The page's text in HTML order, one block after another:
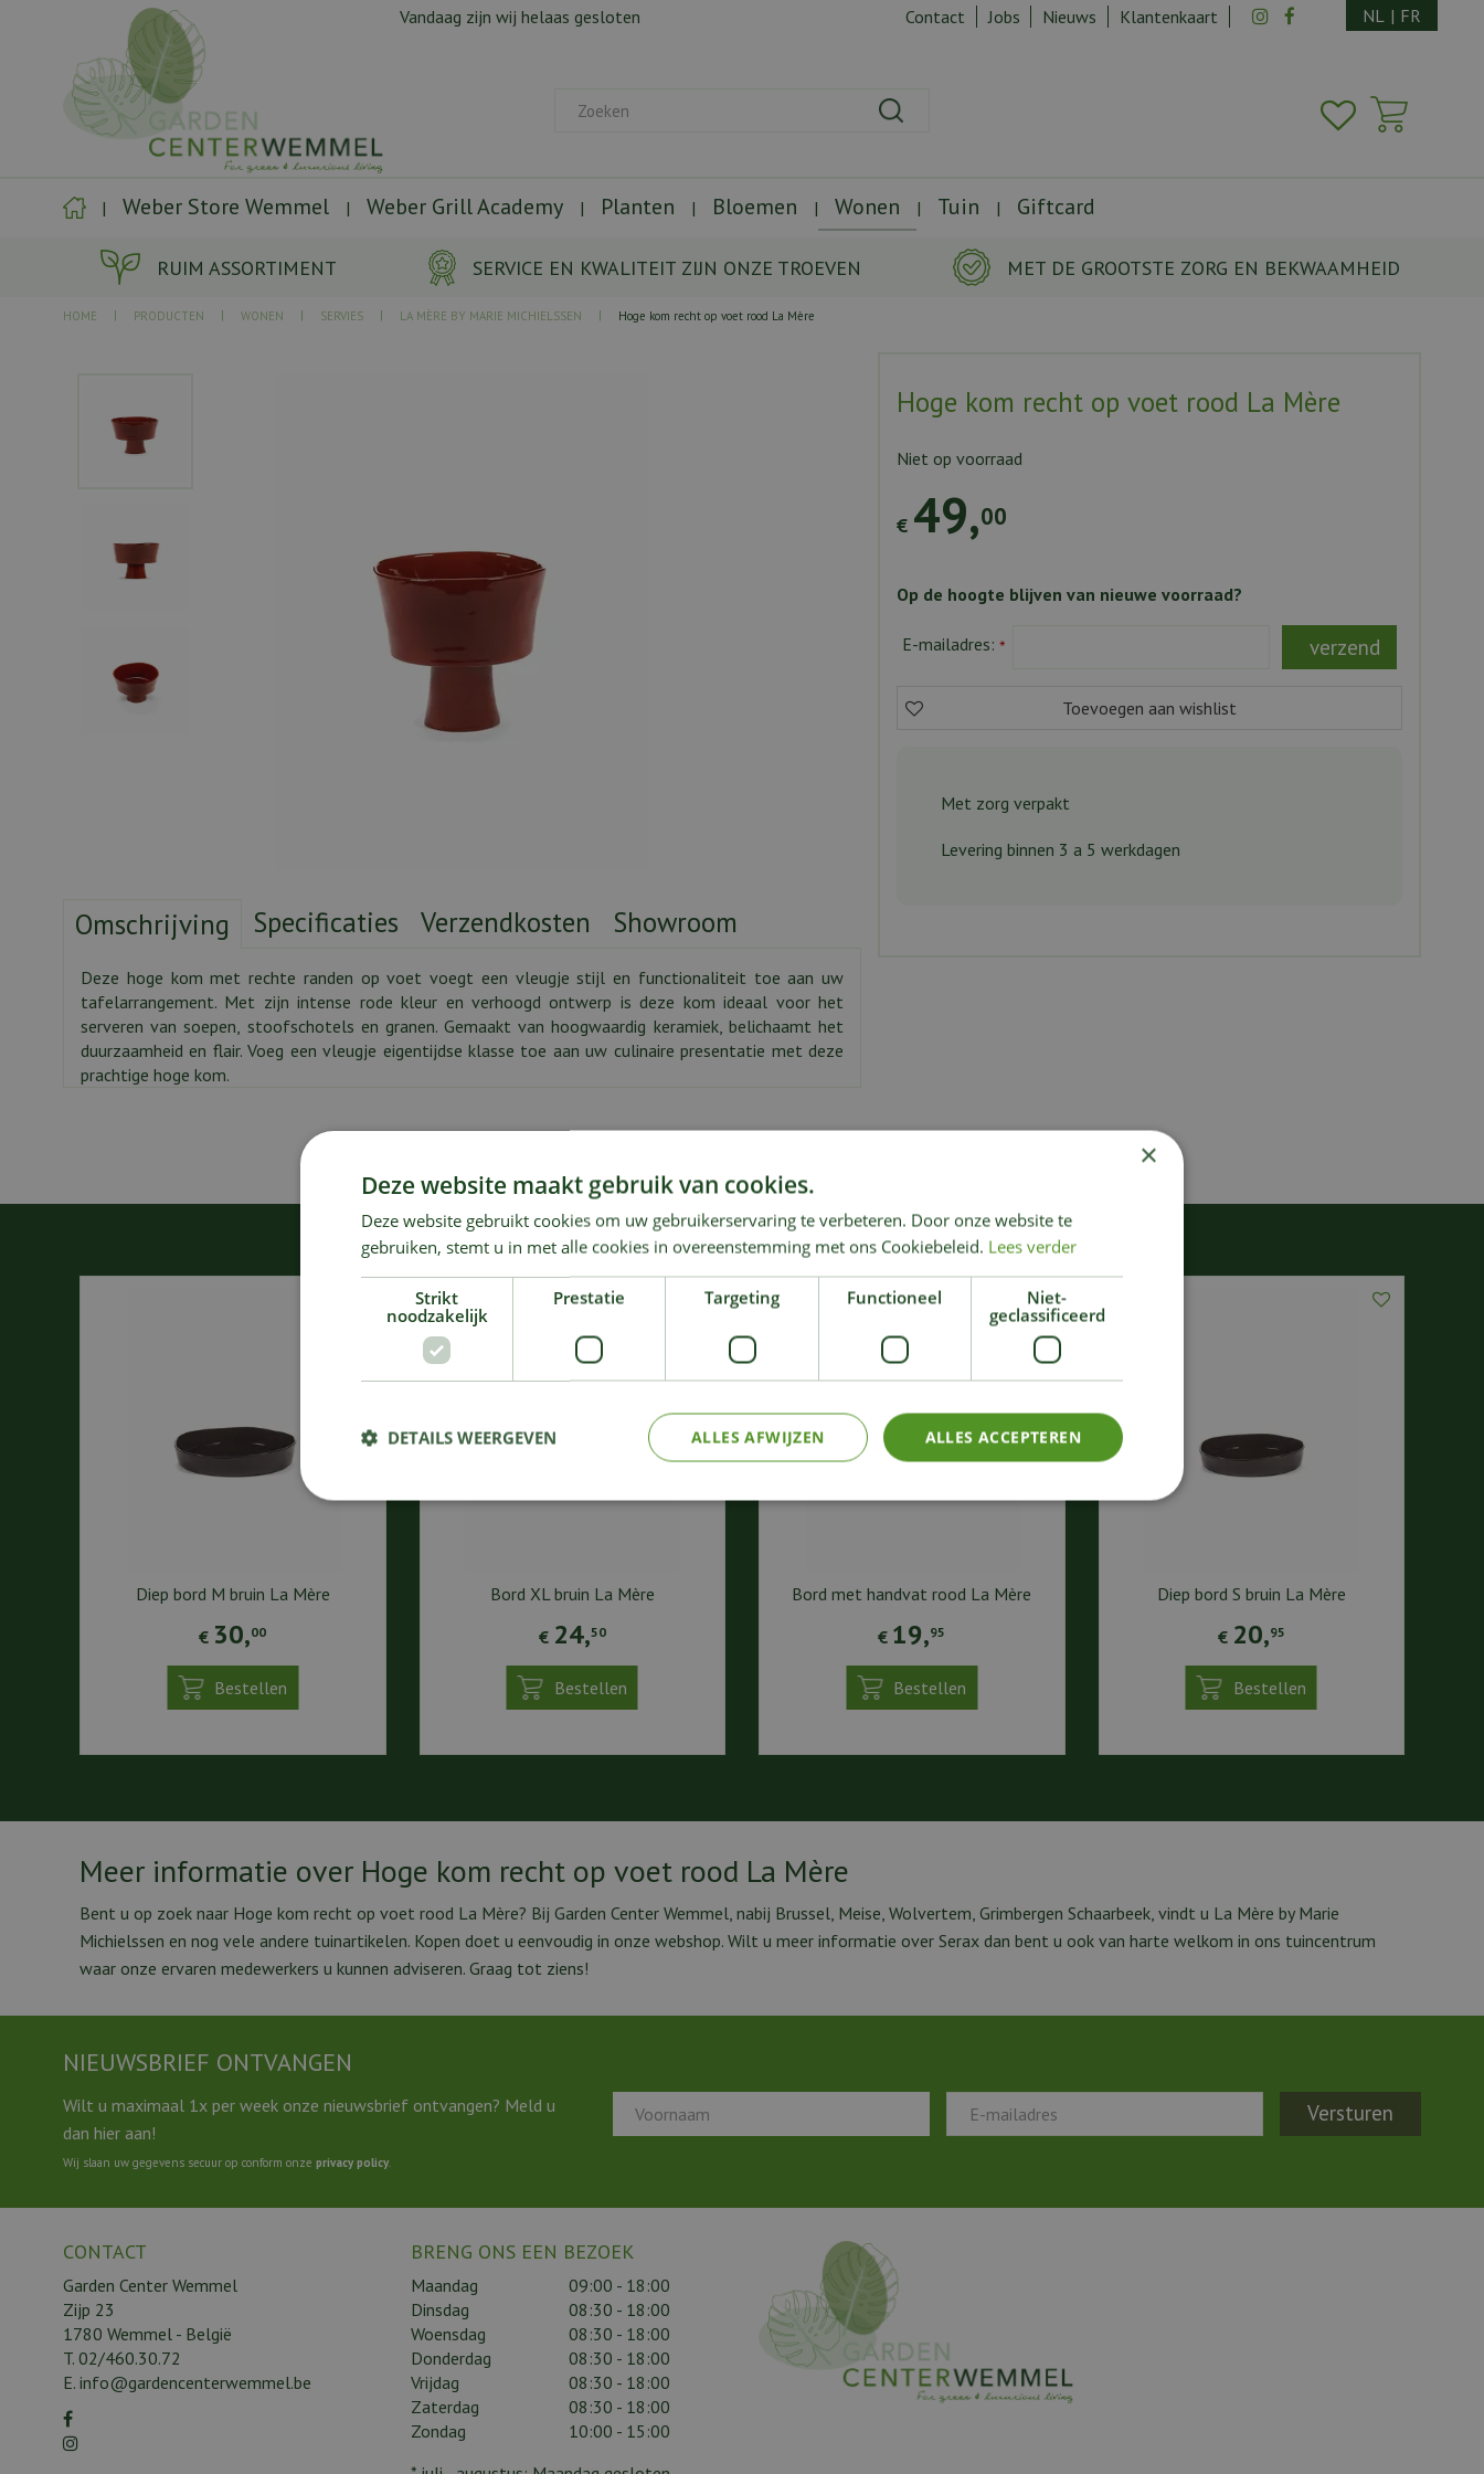
RUIM ASSORTIMENT SERVICE EN KWALITEIT ZIJN ONZE TROEVEN MET DE GROOTSTE ZORG EN BEKWAAMHEID
HOME PRODUCTEN WONEN SERVIES LA MÈRE BY MARIE MICHIELSSEN Hoge kom recht op voet rood La Mère
Vandaag zijn wij helaas gesloten Contact Jobs Nieuws Klantenkaart NL | FR
Weber Store Wemmel Weber Grill Academy Planten Bloemen Wonen Tuin Giftcard
Hoge kom recht op voet rood La Mère
€ 49,00
Niet op voorraad
Op de hoogte blijven van nieuwe voorraad?
E-mailadres: *
Met zorg verpakt
Levering binnen 3 a 5 werkdagen
Omschrijving Specificaties Verzendkosten Showroom
Deze hoge kom met rechte randen op voet voegt een vleugje stijl en functionaliteit toe aan uw
tafelarrangement. Met zijn intense rode kleur en verhoogd ontwerp is deze kom ideaal voor het
serveren van soepen, stoofschotels en granen. Gemaakt van hoogwaardig keramiek, belichaamt het
duurzaamheid en flair. Voeg een vleugje eigentijdse klasse toe aan uw culinaire presentatie met deze
prachtige hoge kom.
KIJK OOK EENS NAAR:
Diep bord M bruin La Mère
€ 30,00
Bestellen
Bord XL bruin La Mère
€ 24,50
Bestellen
Bord met handvat rood La Mère
€ 19,95
Bestellen
Diep bord S bruin La Mère
€ 20,95
Bestellen
Meer informatie over Hoge kom recht op voet rood La Mère
Bent u op zoek naar Hoge kom recht op voet rood La Mère? Bij Garden Center Wemmel, nabij Brussel, Meise, Wolvertem, Grimbergen Schaarbeek, vindt u La Mère by Marie
Michielssen en nog vele andere tuinartikelen. Kopen doet u eenvoudig in onze webshop. Wilt u meer informatie over Serax dan bent u ook van harte welkom in ons tuincentrum
waar onze ervaren medewerkers u kunnen adviseren. Graag tot ziens!
NIEUWSBRIEF ONTVANGEN
Wilt u maximaal 1x per week onze nieuwsbrief ontvangen? Meld u
dan hier aan!
Wij slaan uw gegevens secuur op conform onze privacy policy
CONTACT
Garden Center Wemmel
Zijp 23
1780 Wemmel - België
T. 02/460.30.72
E. info@gardencenterwemmel.be
BRENG ONS EEN BEZOEK
Maandag
09:00 - 18:00
Dinsdag
08:30 - 18:00
Woensdag
08:30 - 18:00
Donderdag
08:30 - 18:00
Vrijdag
08:30 - 18:00
Zaterdag
08:30 - 18:00
Zondag
10:00 - 15:00
×
Deze website maakt gebruik van cookies.
Deze website gebruikt cookies om uw gebruikerservaring te verbeteren. Door onze website te
gebruiken, stemt u in met alle cookies in overeenstemming met ons Cookiebeleid. Lees verder
Strikt
noodzakelijk
Prestatie Targeting Functioneel
Niet-
geclassificeerd
ALLES ACCEPTEREN
ALLES AFWIJZEN
DETAILS WEERGEVEN